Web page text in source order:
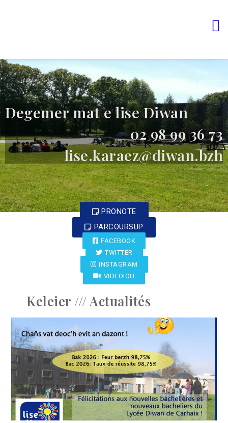
Degemer mat e lise Diwan
02 98 99 36 73
lise.karaez@diwan.bzh
PRONOTE
PARCOURSUP
FACEBOOK
TWITTER
INSTAGRAM
VIDEOIOU
Keleier /// Actualités